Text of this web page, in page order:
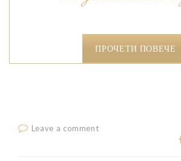
ПРОЧЕТИ ПОВЕЧЕ
Leave a comment